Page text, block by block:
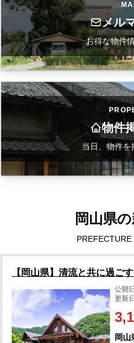
メル
お得な物件
物件
当日、物件を
岡山県
【岡山県】清流と共に過ご
公開
更新
岡山